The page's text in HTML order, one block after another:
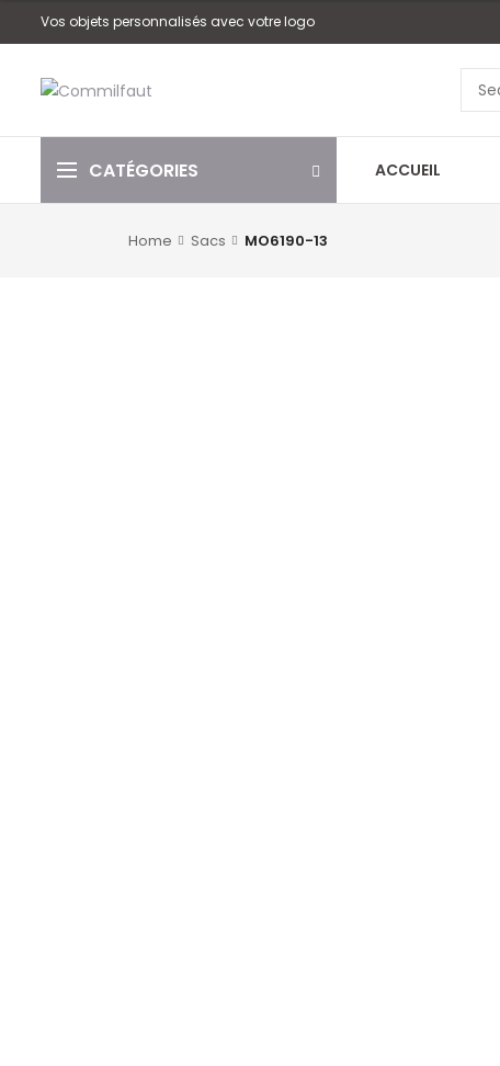
Vos objets personnalisés avec votre logo
CATÉGORIES ACCUEIL
Home Sacs MO6190-13